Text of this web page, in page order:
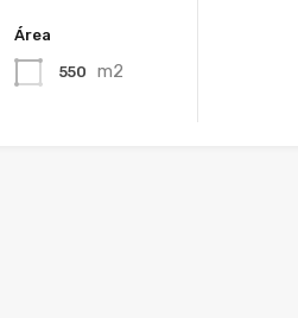
Área
550 m2